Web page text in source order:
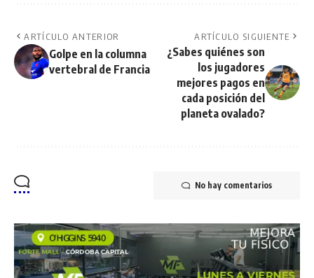
ARTÍCULO ANTERIOR
Golpe en la columna
vertebral de Francia
ARTÍCULO SIGUIENTE
¿Sabes quiénes son
los jugadores
mejores pagos en
cada posición del
planeta ovalado?
No hay comentarios